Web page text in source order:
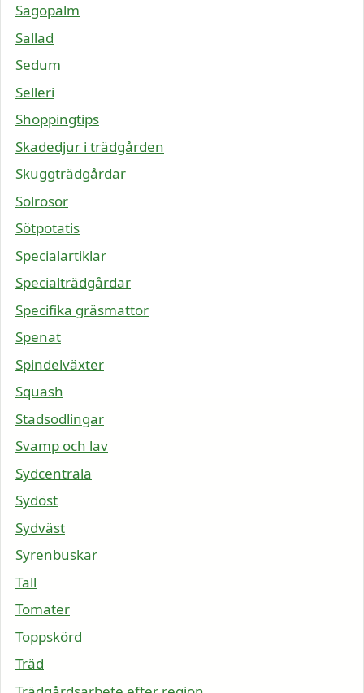
Sagopalm
Sallad
Sedum
Selleri
Shoppingtips
Skadedjur i trädgården
Skuggträdgårdar
Solrosor
Sötpotatis
Specialartiklar
Specialträdgårdar
Specifika gräsmattor
Spenat
Spindelväxter
Squash
Stadsodlingar
Svamp och lav
Sydcentrala
Sydöst
Sydväst
Syrenbuskar
Tall
Tomater
Toppskörd
Träd